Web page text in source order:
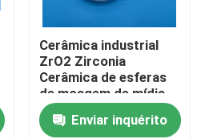
Cerâmica industrial
ZrO2 Zirconia
Cerâmica de esferas
de moagem de mídia
Zircônio silicato
Enviar inquérito